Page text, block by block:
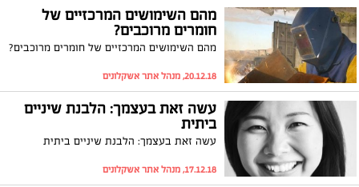
מהם השימושים המרכזיים של
חומרים מרוכבים?
מהם השימושים המרכזיים של חומרים מרוכבים?
20.12.18, מנהל אתר אשקלונים
עשה זאת בעצמך: הלבנת שיניים
ביתית
עשה זאת בעצמך: הלבנת שיניים ביתית
17.12.18, מנהל אתר אשקלונים